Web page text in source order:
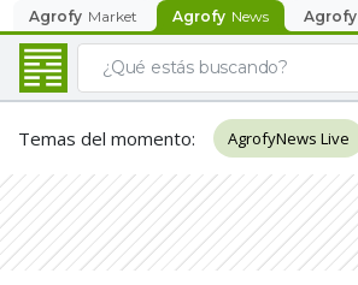
Agrofy Market Agrofy News Agrofy
Temas del momento: AgrofyNews Live